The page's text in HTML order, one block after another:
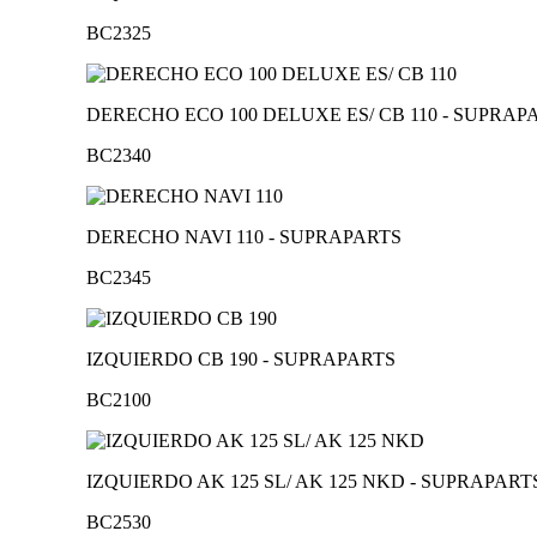
BC2325
DERECHO ECO 100 DELUXE ES/ CB 110 -
BC2340
DERECHO NAVI 110 - SUPRAPARTS
BC2345
IZQUIERDO CB 190 - SUPRAPARTS
BC2100
IZQUIERDO AK 125 SL/ AK 125 NKD -
BC2530